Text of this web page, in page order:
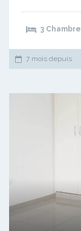
3
7 mois depuis